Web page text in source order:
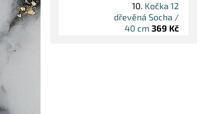
Kočka 12
dřevěná Socha /
40 cm 369 Kč